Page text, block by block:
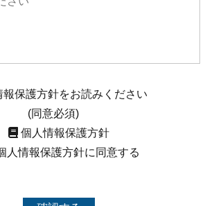
報保護方針をお読みください
(同意必須)
個人情報保護方針
人情報保護方針に同意する